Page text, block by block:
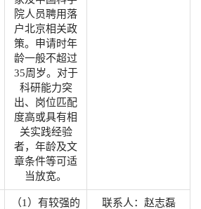
院人员聘用落
户北京相关政
策。申请时年
龄一般不超过
35周岁。对于
科研能力突
出、岗位匹配
度高或具有相
关实践经验
者，年龄及文
章条件等可适
当放宽。
（1）有较强的
联系人：赵志磊